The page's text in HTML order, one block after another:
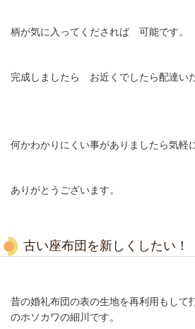
柄が気に入ってくだされば 可能です。
完成しましたら お近くでしたら配達い
何かわかりにくい事がありましたら気軽
ありがとうございます。
古い座布団を新しくしたい！
昔の婚礼布団の表の生地を再利用もして
のホソカワの細川です。